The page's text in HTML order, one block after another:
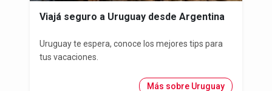
Viajá seguro a Uruguay desde Argentina
Uruguay te espera, conoce los mejores tips para
tus vacaciones.
Más sobre Uruguay